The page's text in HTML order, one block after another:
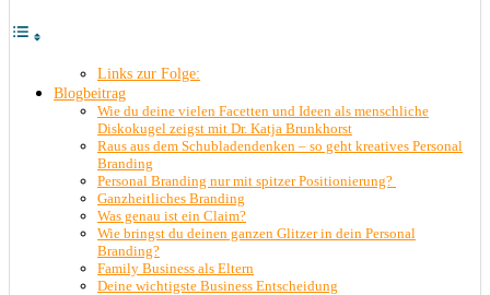
Links zur Folge:
Blogbeitrag
Wie du deine vielen Facetten und Ideen als menschliche
Diskokugel zeigst mit Dr. Katja Brunkhorst
Raus aus dem Schubladendenken – so geht kreatives Personal
Branding
Personal Branding nur mit spitzer Positionierung?
Ganzheitliches Branding
Was genau ist ein Claim?
Wie bringst du deinen ganzen Glitzer in dein Personal
Branding?
Family Business als Eltern
Deine wichtigste Business Entscheidung